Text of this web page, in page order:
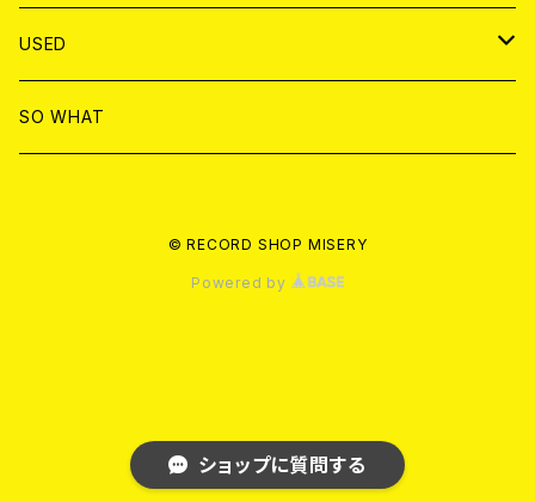
ショップに質問する
T-SHIRT & WEAR
DVD
BADGE
PATCH
USED
書籍
SO WHAT
© RECORD SHOP MISERY
Powered by